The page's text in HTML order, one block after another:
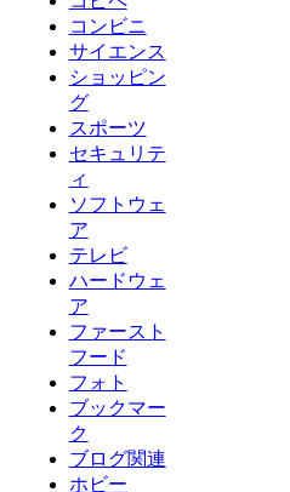
コンビニ
サイエンス
ショッピン
グ
スポーツ
セキュリテ
ィ
ソフトウェ
ア
テレビ
ハードウェ
ア
ファースト
フード
フォト
ブックマー
ク
ブログ関連
ホビー